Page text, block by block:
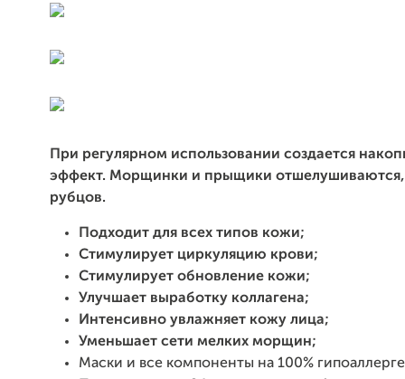
При регулярном использовании создается
эффект. Морщинки и прыщики отшелушиваются,
рубцов.
Подходит для всех типов кожи;
Стимулирует циркуляцию крови;
Стимулирует обновление кожи;
Улучшает выработку коллагена;
Интенсивно увлажняет кожу лица;
Уменьшает сети мелких морщин;
Маски и все компоненты на 100%